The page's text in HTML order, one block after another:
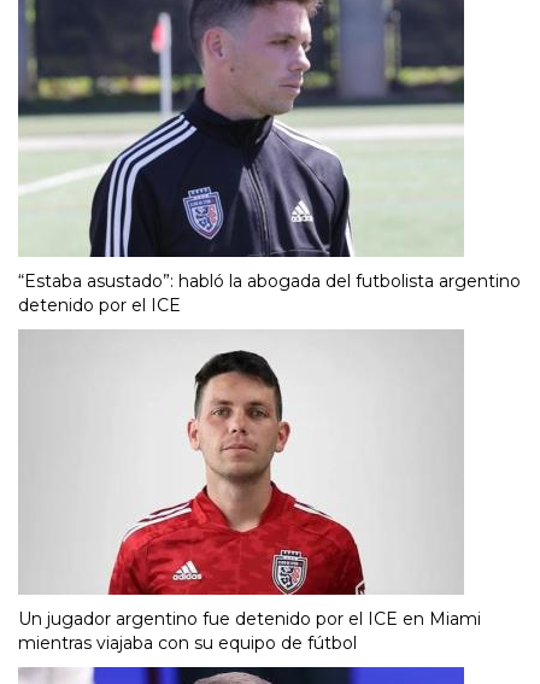
“Estaba asustado”: habló la abogada del futbolista argentino
detenido por el ICE
Un jugador argentino fue detenido por el ICE en Miami
mientras viajaba con su equipo de fútbol